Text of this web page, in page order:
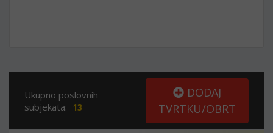
Ukupno poslovnih
subjekata: 13
DODAJ
TVRTKU/OBRT